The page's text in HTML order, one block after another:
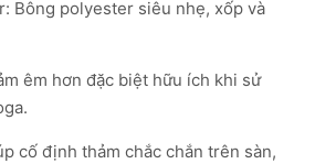
Bông polyester siêu nhẹ, xốp và
êm hơn đặc biệt hữu ích khi sử
cố định thảm chắc chắn trên sàn,